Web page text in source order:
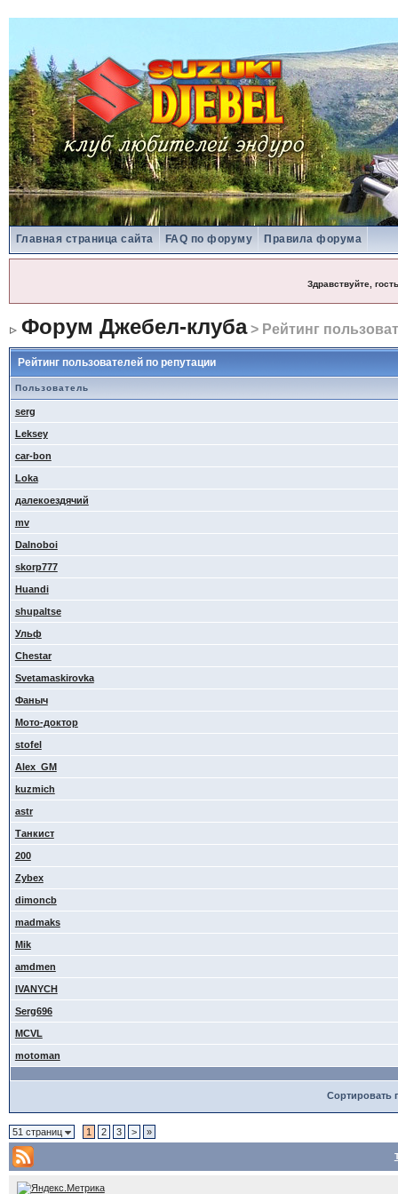
Главная страница сайта FAQ по форуму Правила форума
Здравствуйте, гость
Форум Джебел-клуба> Рейтинг
Рейтинг пользователей по репутации
Пользователь
serg
Leksey
car-bon
Loka
далекоездячий
mv
Dalnoboi
skorp777
Huandi
shupaltse
Ульф
Сhestar
Svetamaskirovka
Фаныч
Мото-доктор
stofel
Alex_GM
kuzmich
astr
Танкист
200
Zybex
dimoncb
madmaks
Mik
amdmen
IVANYCH
Serg696
MCVL
motoman
Сортировать
51 страниц 1 2 3 > »